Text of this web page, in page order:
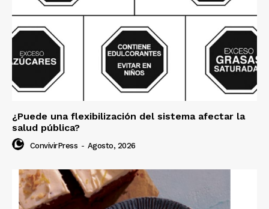
¿Puede una flexibilización del sistema afectar la
salud pública?
ConvivirPress - Agosto, 2026